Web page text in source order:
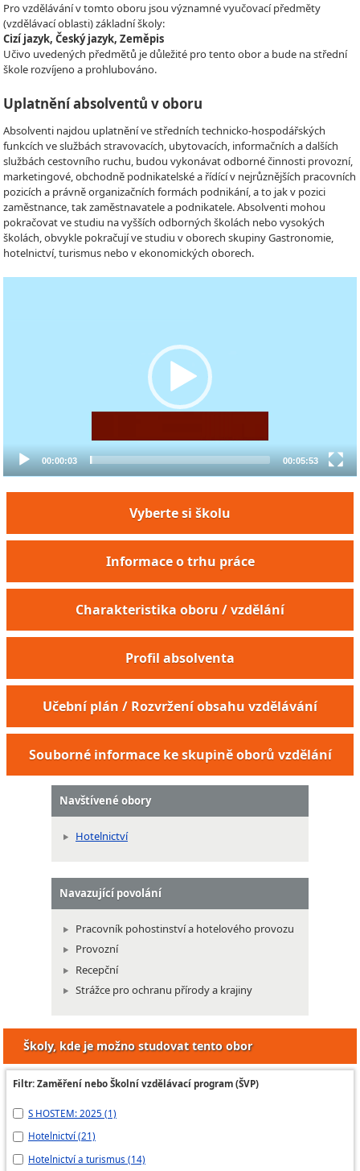
Pro vzdělávání v tomto oboru jsou významné vyučovací předměty
(vzdělávací oblasti) základní školy:
Cizí jazyk, Český jazyk, Zeměpis
Učivo uvedených předmětů je důležité pro tento obor a bude na střední
škole rozvíjeno a prohlubováno.
Uplatnění absolventů v oboru
Absolventi najdou uplatnění ve středních technicko-hospodářských
funkcích ve službách stravovacích, ubytovacích, informačních a dalších
službách cestovního ruchu, budou vykonávat odborné činnosti provozní,
marketingové, obchodně podnikatelské a řídící v nejrůznějších pracovních
pozicích a právně organizačních formách podnikání, a to jak v pozici
zaměstnance, tak zaměstnavatele a podnikatele. Absolventi mohou
pokračovat ve studiu na vyšších odborných školách nebo vysokých
školách, obvykle pokračují ve studiu v oborech skupiny Gastronomie,
hotelnictví, turismus nebo v ekonomických oborech.
00:00:03 00:05:53
Vyberte si školu
Informace o trhu práce
Charakteristika oboru / vzdělání
Profil absolventa
Učební plán / Rozvržení obsahu vzdělávání
Souborné informace ke skupině oborů vzdělání
Navštívené obory
Hotelnictví
Navazující povolání
Pracovník pohostinství a hotelového provozu
Provozní
Recepční
Strážce pro ochranu přírody a krajiny
Školy, kde je možno studovat tento obor
Filtr: Zaměření nebo Školní vzdělávací program (ŠVP)
S HOSTEM: 2025 (1)
Hotelnictví (21)
Hotelnictví a turismus (14)